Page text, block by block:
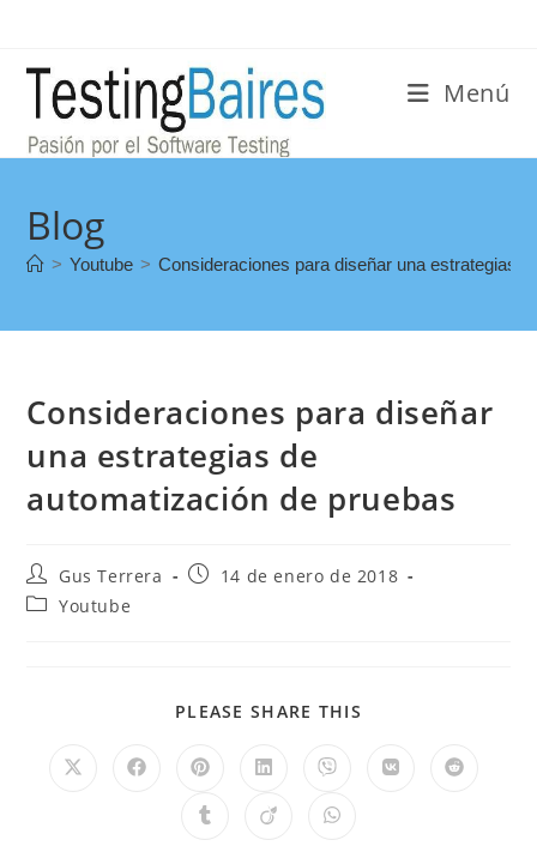
Menú
Blog
> Youtube > Consideraciones para diseñar una estrategias
Consideraciones para diseñar
una estrategias de
automatización de pruebas
Gus Terrera
14 de enero de 2018
Youtube
PLEASE SHARE THIS